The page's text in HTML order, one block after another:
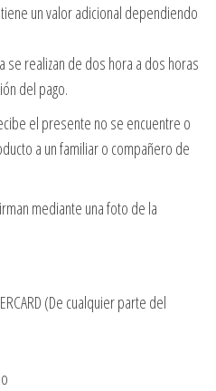
un valor adicional dependiendo
se realizan de dos hora a dos horas
del pago.
el presente no se encuentre o
a un familiar o compañero de
mediante una foto de la
(De cualquier parte del